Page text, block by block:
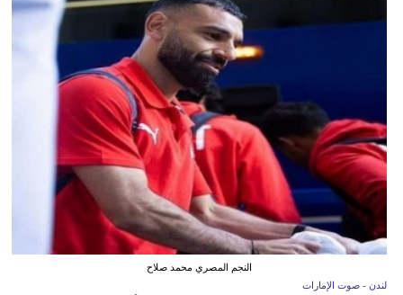
النجم المصري محمد صلاح
لندن - صوت الإمارات